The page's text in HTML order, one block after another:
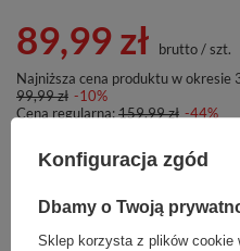
89,99 zł brutto/szt.
Najniższa cena produktu w okresie
99,99 zł -10%
Cena regularna:159,99 zł -44%
Możesz
Konfiguracja zgód
Dbamy o Twoją
Sklep korzysta z plików cookie